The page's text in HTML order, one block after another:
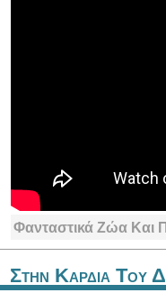
Φανταστικά Ζώα Και
Στην Καρδια Του